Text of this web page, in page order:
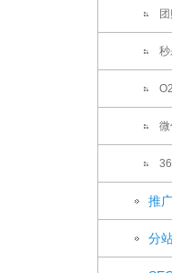
秒
推
分